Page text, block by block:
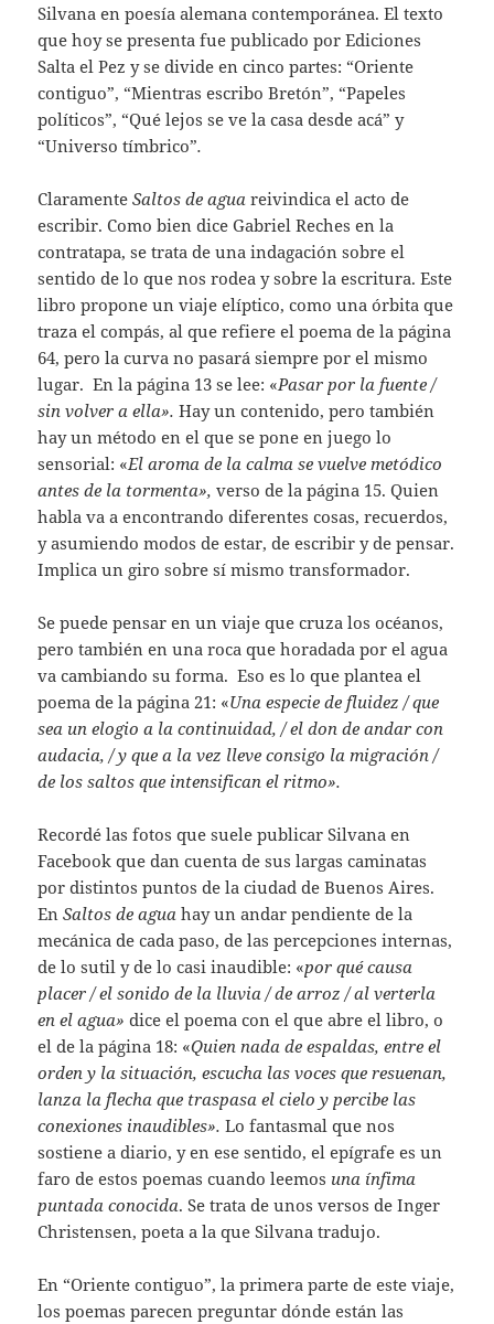
Silvana en poesía alemana contemporánea. El texto
que hoy se presenta fue publicado por Ediciones
Salta el Pez y se divide en cinco partes: “Oriente
contiguo”, “Mientras escribo Bretón”, “Papeles
políticos”, “Qué lejos se ve la casa desde acá” y
“Universo tímbrico”.
ClaramenteSaltos de aguareivindica el acto de
escribir. Como bien dice Gabriel Reches en la
contratapa, se trata de una indagación sobre el
sentido de lo que nos rodea y sobre la escritura. Este
libro propone un viaje elíptico, como una órbita que
traza el compás, al que refiere el poema de la página
64, pero la curva no pasará siempre por el mismo
lugar. En la página 13 se lee: «Pasar por la fuente /
sin volver a ella». Hay un contenido, pero también
hay un método en el que se pone en juego lo
sensorial: «El aroma de la calma se vuelve metódico
antes de la tormenta», verso de la página 15. Quien
habla va a encontrando diferentes cosas, recuerdos,
y asumiendo modos de estar, de escribir y de pensar.
Implica un giro sobre sí mismo transformador.
Se puede pensar en un viaje que cruza los océanos,
pero también en una roca que horadada por el agua
va cambiando su forma. Eso es lo que plantea el
poema de la página 21: «Una especie de fluidez / que
sea un elogio a la continuidad, / el don de andar con
audacia, / y que a la vez lleve consigo la migración /
de los saltos que intensifican el ritmo».
Recordé las fotos que suele publicar Silvana en
Facebook que dan cuenta de sus largas caminatas
por distintos puntos de la ciudad de Buenos Aires.
EnSaltos de aguahay un andar pendiente de la
mecánica de cada paso, de las percepciones internas,
de lo sutil y de lo casi inaudible: «por qué causa
placer / el sonido de la lluvia / de arroz / al verterla
en el agua»dice el poema con el que abre el libro, o
el de la página 18: «Quien nada de espaldas, entre el
orden y la situación, escucha las voces que resuenan,
lanza la flecha que traspasa el cielo y percibe las
conexiones inaudibles». Lo fantasmal que nos
sostiene a diario, y en ese sentido, el epígrafe es un
faro de estos poemas cuando leemos una ínfima
puntada conocida. Se trata de unos versos de Inger
Christensen, poeta a la que Silvana tradujo.
En “Oriente contiguo”, la primera parte de este viaje,
los poemas parecen preguntar dónde están las